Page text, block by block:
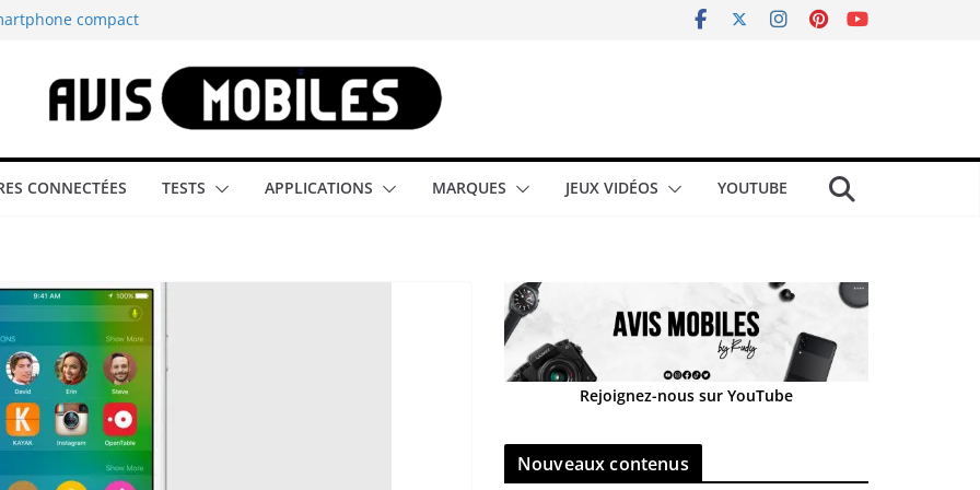
compact
tous les
smartphone
CONNECTÉES TESTS APPLICATIONS MARQUES JEUX VIDÉOS YOUTUBE
Rejoignez-nous sur YouTube
Nouveaux contenus